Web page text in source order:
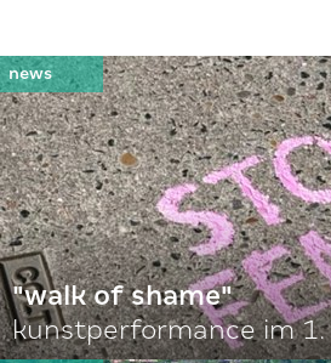
"walk of shame"
kunstperformance im 1.